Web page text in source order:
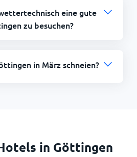
eine gute
zu besuchen?
in März schneien?
in Göttingen